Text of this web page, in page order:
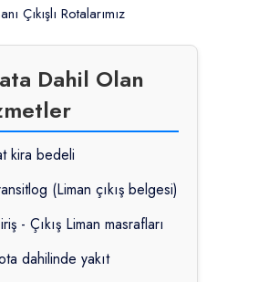
Çıkışlı Rotalarımız
Dahil Olan
kira bedeli
(Liman çıkış belgesi)
- Çıkış Liman masrafları
dahilinde yakıt